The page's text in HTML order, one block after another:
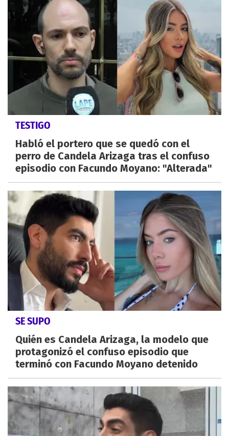
TESTIGO
Habló el portero que se quedó con el
perro de Candela Arizaga tras el confuso
episodio con Facundo Moyano: "Alterada"
SE SUPO
Quién es Candela Arizaga, la modelo que
protagonizó el confuso episodio que
terminó con Facundo Moyano detenido